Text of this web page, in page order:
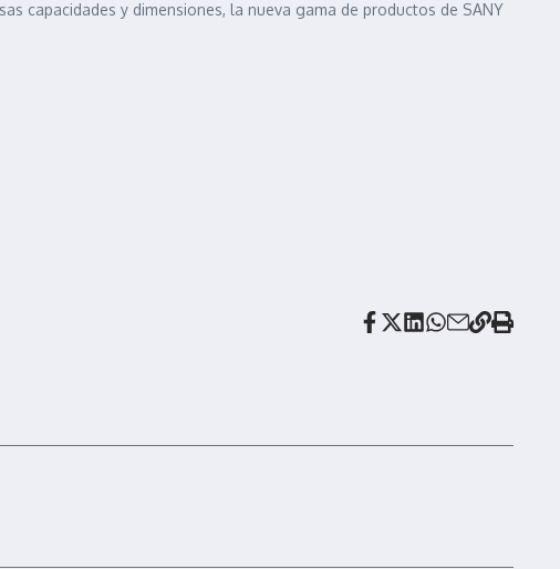
capacidades y dimensiones, la nueva gama de productos de SANY